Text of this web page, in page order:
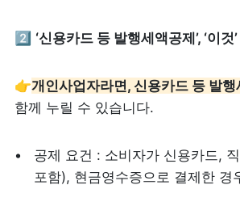
2️⃣ ‘신용카드 등 발행세액공제’, ‘이
👉개인사업자라면, 신용카드 등 발행
함께 누릴 수 있습니다.
공제 요건 : 소비자가 신용카드,
포함), 현금영수증으로 결제한 경